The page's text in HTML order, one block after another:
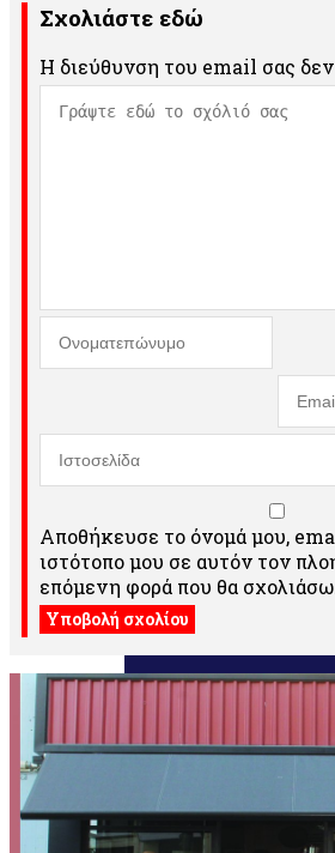
Σχολιάστε εδώ
Η διεύθυνση του email σας δεν
Αποθήκευσε το όνομά μου,
ιστότοπο μου σε αυτόν τον
επόμενη φορά που θα